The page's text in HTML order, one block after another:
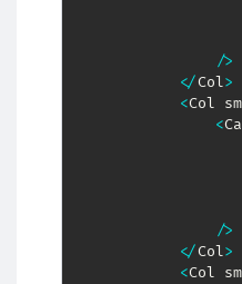
/>
</Col>
<Col sm
<
/>
</Col>
<Col sm